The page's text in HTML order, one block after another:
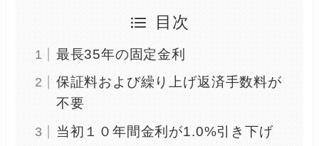
目次
最長35年の固定金利
保証料および繰り上げ返済手数料が
不要
当初１０年間金利が1.0%引き下げ